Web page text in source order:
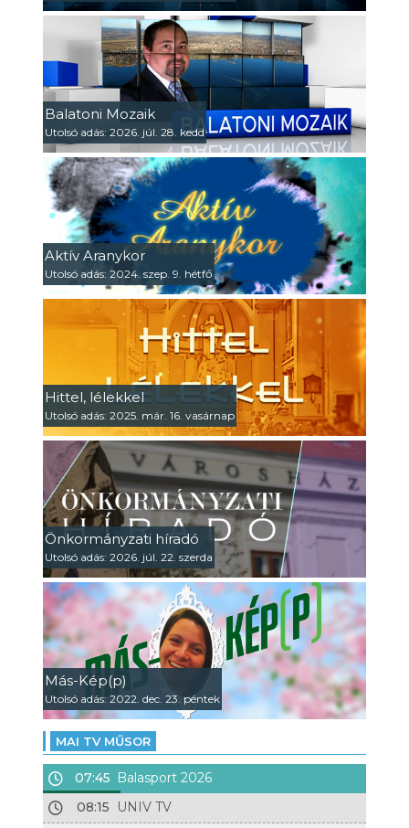
Balatoni Mozaik
Utolsó adás: 2026. júl. 28. kedd
Aktív Aranykor
Utolsó adás: 2024. szep. 9. hétfő
Hittel, lélekkel
Utolsó adás: 2025. már. 16. vasárnap
Önkormányzati híradó
Utolsó adás: 2026. júl. 22. szerda
Más-Kép(p)
Utolsó adás: 2022. dec. 23. péntek
MAI TV MŰSOR
07:45 Balasport 2026
08:15
UNIV TV